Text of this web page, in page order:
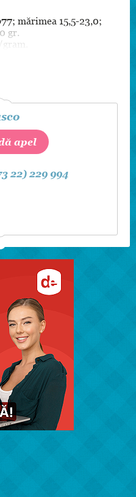
; mărimea 15,5-23,0;
gr.
apel
22) 229 994